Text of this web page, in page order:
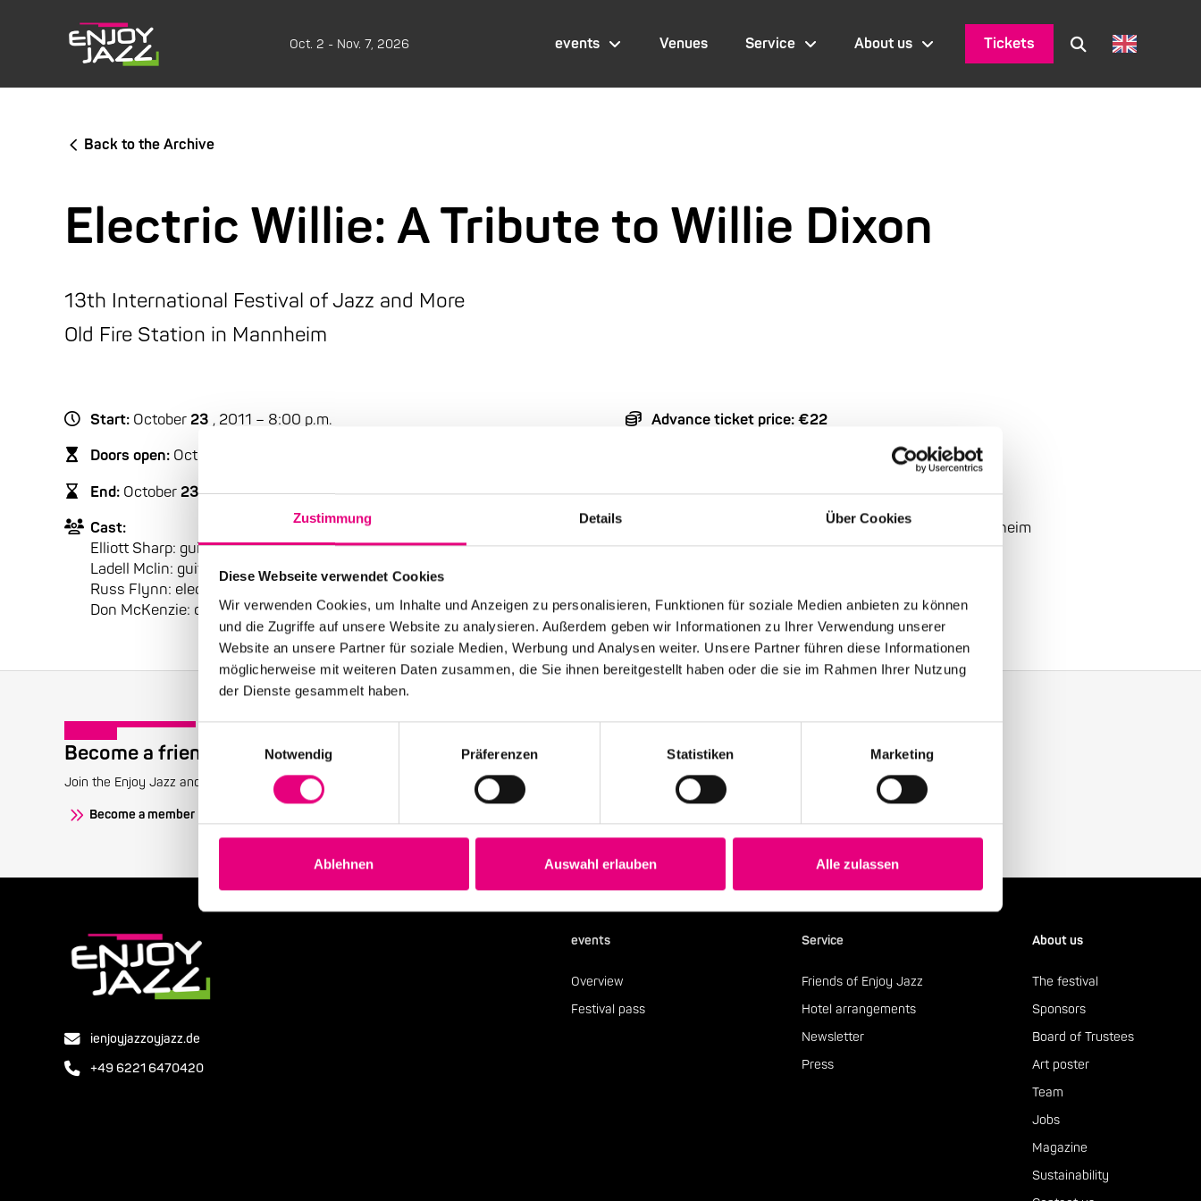
Zustimmung Details Über Cookies
Diese Webseite verwendet Cookies
Wir verwenden Cookies, um Inhalte und Anzeigen zu personalisieren, Funktionen für soziale Medien anbieten zu können
und die Zugriffe auf unsere Website zu analysieren. Außerdem geben wir Informationen zu Ihrer Verwendung unserer
Website an unsere Partner für soziale Medien, Werbung und Analysen weiter. Unsere Partner führen diese Informationen
möglicherweise mit weiteren Daten zusammen, die Sie ihnen bereitgestellt haben oder die sie im Rahmen Ihrer Nutzung
der Dienste gesammelt haben.
Notwendig
Präferenzen Statistiken Marketing
Ablehnen Auswahl erlauben Alle zulassen
Oct. 2 - Nov. 7, 2026 events Venues Service About us Tickets
Back to the Archive
Electric Willie: A Tribute to Willie Dixon
13th International Festival of Jazz and More
Old Fire Station in Mannheim
Start: October23 , 2011 – 8:00 p.m.
Doors open: October
End: October23, 2011 – 10:30 p.m.
Cast:
Elliott Sharp: guitar, lap steel
Ladell Mclin: guitar, vocals
Russ Flynn: electric bass
Don McKenzie: drums
Advance ticket price: €22
Nationality: USA
Old Fire Station Mannheim: Brückenstraße
2, Mannheim
Become a friend!
Join the Enjoy Jazz and receive exclusive information about the festival.
Become a member
Stay up to date!
Receive the latest news regularly with our Enjoy Jazz.
ienjoyjazzoyjazz.de
+49 6221 6470420
events
Overview
Festival pass
Service
Friends of Enjoy Jazz
Hotel arrangements
Newsletter
Press
About us
The festival
Sponsors
Board of Trustees
Art poster
Team
Jobs
Magazine
Sustainability